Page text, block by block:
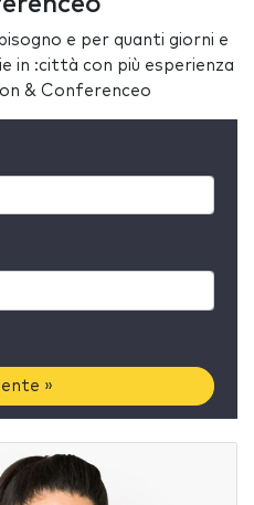
e per quanti giorni e
in :città con più esperienza
& Conferenceo
»